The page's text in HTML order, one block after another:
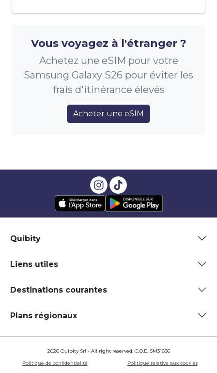
Vous voyagez à l'étranger ?
Achetez une eSIM pour votre
Samsung Galaxy S26 pour éviter les
frais d'itinérance élevés
Acheter une eSIM
Quibity
Liens utiles
Destinations courantes
Plans régionaux
2026 Quibity Srl - All right reserved. C.O.E. SM31836
Politique de confidentialité
Politique relative aux cookies